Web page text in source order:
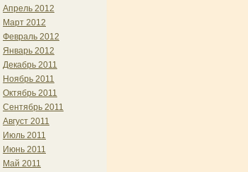
Апрель 2012
Март 2012
Февраль 2012
Январь 2012
Декабрь 2011
Ноябрь 2011
Октябрь 2011
Сентябрь 2011
Август 2011
Июль 2011
Июнь 2011
Май 2011